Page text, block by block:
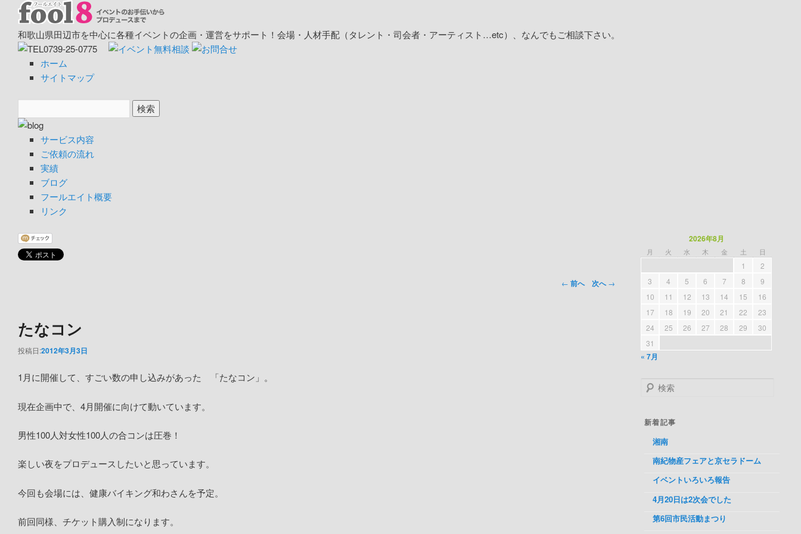
和歌山県田辺市を中心に各種イベントの企画・運営をサポート！会場・人材手配（タレント・司会者・アーティスト…etc）、なんでもご相談下さい。
ホーム
サイトマップ
サービス内容
ご依頼の流れ
実績
ブログ
フールエイト概要
リンク
投稿ナビゲ
← 前へ 次へ→
たなコン
投稿日:2012年3月3日
1月に開催して、すごい数の申し込みがあった 「たなコン」。
現在企画中で、4月開催に向けて動いています。
男性100人対女性100人の合コンは圧巻！
楽しい夜をプロデュースしたいと思っています。
今回も会場には、健康バイキング和わさんを予定。
前回同様、チケット購入制になります。
2026年8月
月 火 水 木 金 土 日
« 7月
1
2
3
4 5 6 7 8
9
10
11 12 13 14 15
16
17
18 19 20 21 22
23
24
25 26 27 28 29
30
31
検索
新着記事
湘南
南紀物産フェアと京セラドーム
イベントいろいろ報告
4月20日は2次会でした
第6回市民活動まつり